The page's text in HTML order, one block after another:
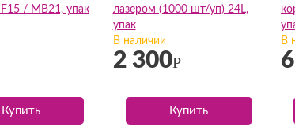
/ МВ21, упак
Купить
лазером (1000 шт/уп) 24L,
упак
В наличии
2 300Р
Купить
В